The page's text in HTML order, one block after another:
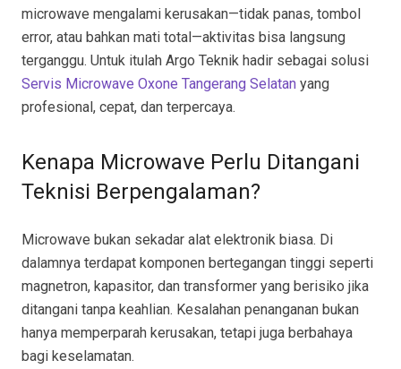
microwave mengalami kerusakan—tidak panas, tombol
error, atau bahkan mati total—aktivitas bisa langsung
terganggu. Untuk itulah Argo Teknik hadir sebagai solusi
Servis Microwave Oxone Tangerang Selatan yang
profesional, cepat, dan terpercaya.
Kenapa Microwave Perlu Ditangani
Teknisi Berpengalaman?
Microwave bukan sekadar alat elektronik biasa. Di
dalamnya terdapat komponen bertegangan tinggi seperti
magnetron, kapasitor, dan transformer yang berisiko jika
ditangani tanpa keahlian. Kesalahan penanganan bukan
hanya memperparah kerusakan, tetapi juga berbahaya
bagi keselamatan.